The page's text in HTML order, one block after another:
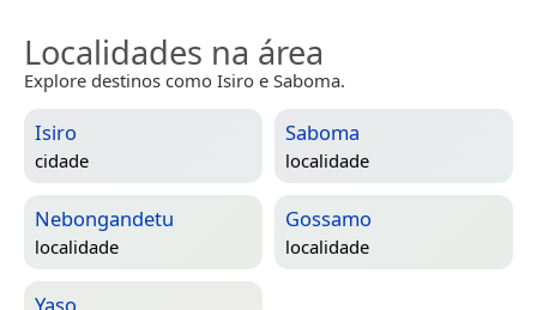
Localidades na área
Explore destinos como Isiro e Saboma.
Isiro
cidade
Saboma
localidade
Nebongandetu
localidade
Gossamo
localidade
Yaso